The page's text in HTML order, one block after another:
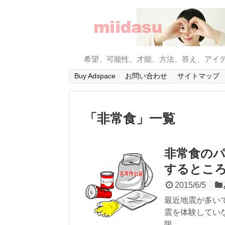
希望、可能性、才能、方法、答え、ア
Buy Adspace お問い合わせ サイトマップ
「 非常食」 一覧
非常食の
するとこ
2015/6/5
最近地震が多い
震を体験してい